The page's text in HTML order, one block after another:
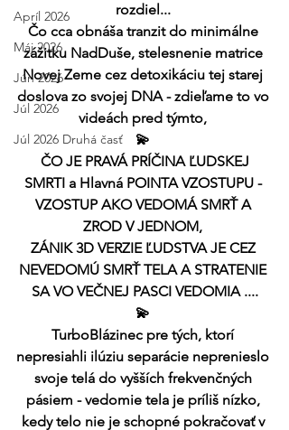
Apríl 2026
Máj 2026
Jún 2026
Júl 2026
Júl 2026 Druhá časť
rozdiel...
Čo cca obnáša tranzit do minimálne
zážitku NadDuše, stelesnenie matrice
Novej Zeme cez detoxikáciu tej starej
doslova zo svojej DNA - zdieľame to vo
videách pred týmto,
💫
ČO JE PRAVÁ PRÍČINA ĽUDSKEJ
SMRTI a Hlavná POINTA VZOSTUPU -
VZOSTUP AKO VEDOMÁ SMRŤ A
ZROD V JEDNOM,
ZÁNIK 3D VERZIE ĽUDSTVA JE CEZ
NEVEDOMÚ SMRŤ TELA A STRATENIE
SA VO VEČNEJ PASCI VEDOMIA ....
💫
TurboBlázinec pre tých, ktorí
nepresiahli ilúziu separácie neprenieslo
svoje telá do vyšších frekvenčných
pásiem - vedomie tela je príliš nízko,
kedy telo nie je schopné pokračovať v